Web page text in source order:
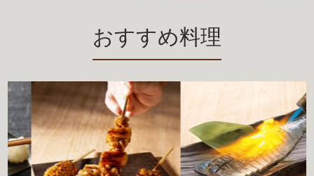
おすすめ料理